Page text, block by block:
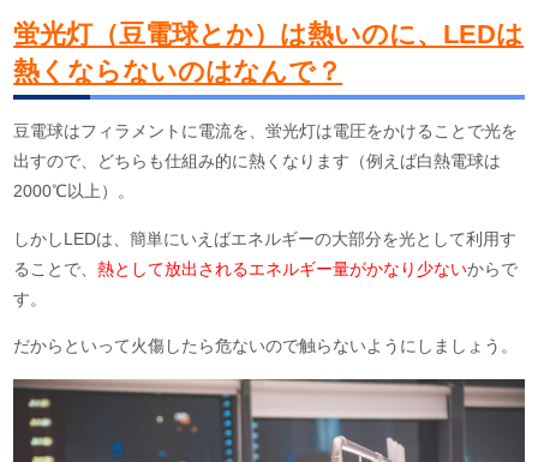
蛍光灯（豆電球とか）は熱いのに、LEDは
熱くならないのはなんで？
豆電球はフィラメントに電流を、蛍光灯は電圧をかけることで光を
出すので、どちらも仕組み的に熱くなります（例えば白熱電球は
2000℃以上）。
しかしLEDは、簡単にいえばエネルギーの大部分を光として利用す
ることで、熱として放出されるエネルギー量がかなり少ないからで
す。
だからといって火傷したら危ないので触らないようにしましょう。